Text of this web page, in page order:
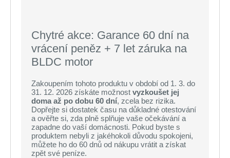
Chytré akce: Garance 60 dní na
vrácení peněz + 7 let záruka na
BLDC motor
Zakoupením tohoto produktu v období od 1. 3. do
31. 12. 2026 získáte možnost vyzkoušet jej
doma až po dobu 60 dní, zcela bez rizika.
Dopřejte si dostatek času na důkladné otestování
a ověřte si, zda plně splňuje vaše očekávání a
zapadne do vaší domácnosti. Pokud byste s
produktem nebyli z jakéhokoli důvodu spokojeni,
můžete ho do 60 dnů od nákupu vrátit a získat
zpět své peníze.